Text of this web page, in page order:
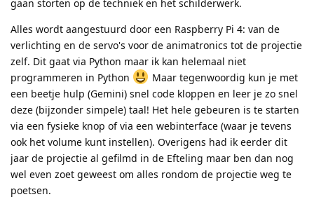
gaan storten op de techniek en het schilderwerk.
Alles wordt aangestuurd door een Raspberry Pi 4: van de
verlichting en de servo's voor de animatronics tot de projectie
zelf. Dit gaat via Python maar ik kan helemaal niet
programmeren in Python
Maar tegenwoordig kun je met
een beetje hulp (Gemini) snel code kloppen en leer je zo snel
deze (bijzonder simpele) taal! Het hele gebeuren is te starten
via een fysieke knop of via een webinterface (waar je tevens
ook het volume kunt instellen). Overigens had ik eerder dit
jaar de projectie al gefilmd in de Efteling maar ben dan nog
wel even zoet geweest om alles rondom de projectie weg te
poetsen.